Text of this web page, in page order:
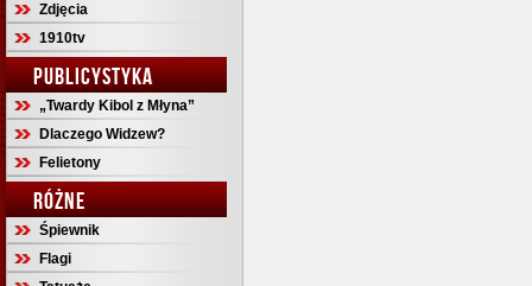
Zdjęcia
1910tv
PUBLICYSTYKA
„Twardy Kibol z Młyna”
Dlaczego Widzew?
Felietony
RÓŻNE
Śpiewnik
Flagi